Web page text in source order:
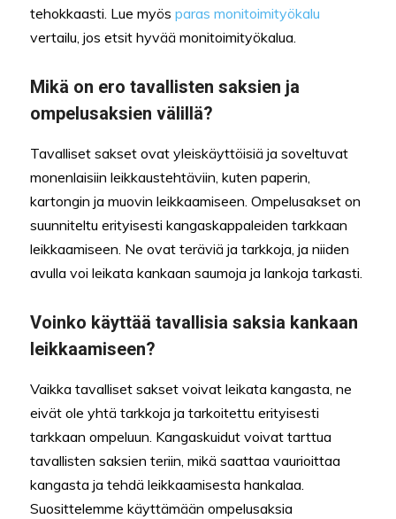
tehokkaasti. Lue myös paras monitoimityökalu
vertailu, jos etsit hyvää monitoimityökalua.
Mikä on ero tavallisten saksien ja
ompelusaksien välillä?
Tavalliset sakset ovat yleiskäyttöisiä ja soveltuvat
monenlaisiin leikkaustehtäviin, kuten paperin,
kartongin ja muovin leikkaamiseen. Ompelusakset on
suunniteltu erityisesti kangaskappaleiden tarkkaan
leikkaamiseen. Ne ovat teräviä ja tarkkoja, ja niiden
avulla voi leikata kankaan saumoja ja lankoja tarkasti.
Voinko käyttää tavallisia saksia kankaan
leikkaamiseen?
Vaikka tavalliset sakset voivat leikata kangasta, ne
eivät ole yhtä tarkkoja ja tarkoitettu erityisesti
tarkkaan ompeluun. Kangaskuidut voivat tarttua
tavallisten saksien teriin, mikä saattaa vaurioittaa
kangasta ja tehdä leikkaamisesta hankalaa.
Suosittelemme käyttämään ompelusaksia